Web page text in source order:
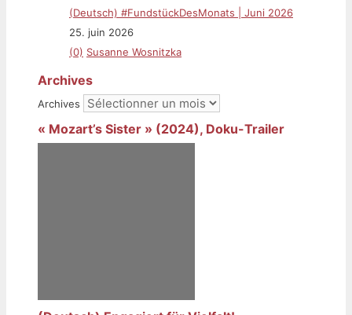
(Deutsch) #FundstückDesMonats | Juni 2026
25. juin 2026
(0) Susanne Wosnitzka
Archives
Archives
« Mozart’s Sister » (2024), Doku-Trailer